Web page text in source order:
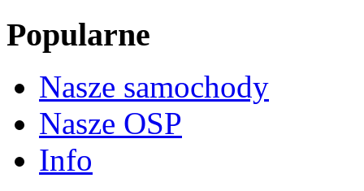
Popularne
Nasze samochody
Nasze OSP
Info